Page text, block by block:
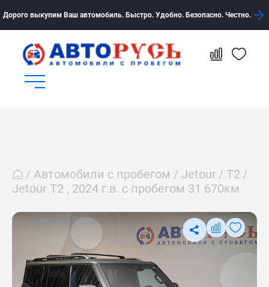
Дорого выкупим Ваш автомобиль. Быстро. Удобно. Безопасно. Честно.
Автомобили с пробегом Jetour
T2
Jetour T2 , 2024 г.в. с пробегом 31 670км